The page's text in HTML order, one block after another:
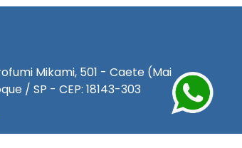
SulAmérica
Alcoolismo
de Recuperação para Alcoólatra
Clinica Dependencia Quimica
Quimicos
Particular
Mikami, 501 - Caete (Mai
/ SP - CEP: 18143-303